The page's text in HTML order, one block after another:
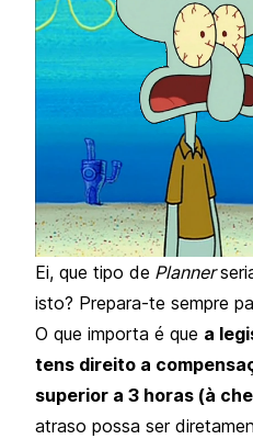
Ei, que tipo de Planner
isto? Prepara-te sempre
O que importa é que a
tens direito a
superior a 3 horas (à
atraso possa ser